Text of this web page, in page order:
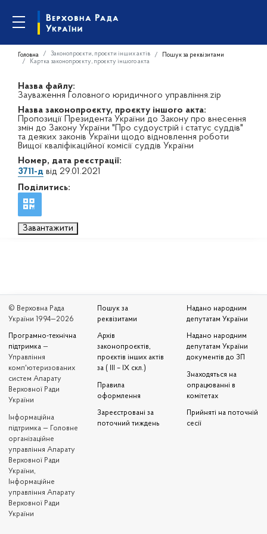
Головна Законопроєкти, проєкти інших актів
Пошук за реквізитами
Картка законопроєкту, проєкту іншого акта
Назва файлу:
Зауваження Головного юридичного управління.zip
Назва законопроєкту, проєкту іншого акта:
Пропозиції Президента України до Закону про внесення
змін до Закону України "Про судоустрій і статус суддів"
та деяких законів України щодо відновлення роботи
Вищої кваліфікаційної комісії суддів України
Номер, дата реєстрації:
3711-д від 29.01.2021
Поділитись:
Завантажити
© Верховна Рада
України 1994—2026
Програмно-технічна
підтримка —
Управління
комп'ютеризованих
систем Апарату
Верховної Ради
України
Iнформаційна
підтримка — Головне
організаційне
управління Апарату
Верховної Ради
України,
Інформаційне
управління Апарату
Верховної Ради
України
Пошук за
реквізитами
Архів
законопроєктів,
проєктів інших актів
за ( III – IX скл.)
Правила
оформлення
Зареєстровані за
поточний тиждень
Надано народним
депутатам України
Надано народним
депутатам України
документів до ЗП
Знаходяться на
опрацюванні в
комітетах
Прийняті на поточній
сесії